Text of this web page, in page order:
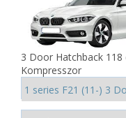
3 Door Hatchback
Kompresszor